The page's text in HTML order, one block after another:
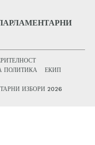
ПОЛИТИКА
ЕКИП
ИЗБОРИ 2026